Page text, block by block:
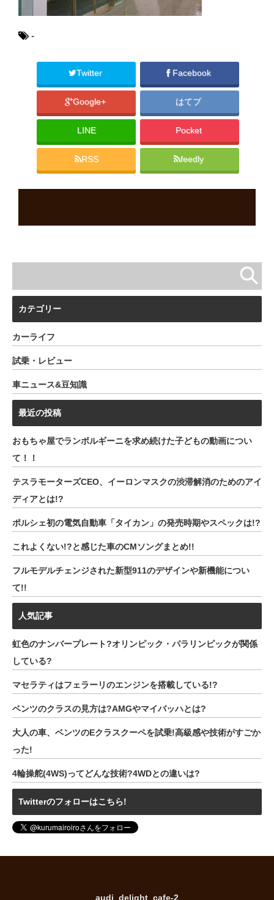
-
Twitter Facebook
Google+ はてブ
LINE Pocket
RSS feedly
カテゴリー
カーライフ
試乗・レビュー
車ニュース&豆知識
最近の投稿
おもちゃ屋でランボルギーニを求め続けた子どもの動画につい
て！！
テスラモーターズCEO、イーロンマスクの渋滞解消のためのアイ
ディアとは!?
ポルシェ初の電気自動車「タイカン」の発売時期やスペックは!?
これよくない!?と感じた車のCMソングまとめ!!
フルモデルチェンジされた新型911のデザインや新機能につい
て!!
人気記事
虹色のナンバープレート?オリンピック・パラリンピックが関係
している?
マセラティはフェラーリのエンジンを搭載している!?
ベンツのクラスの見方は?AMGやマイバッハとは?
大人の車、ベンツのEクラスクーペを試乗!高級感や技術がすごか
った!
4輪操舵(4WS)ってどんな技術?4WDとの違いは?
Twitterのフォローはこちら!
audi_delight_cafe-2